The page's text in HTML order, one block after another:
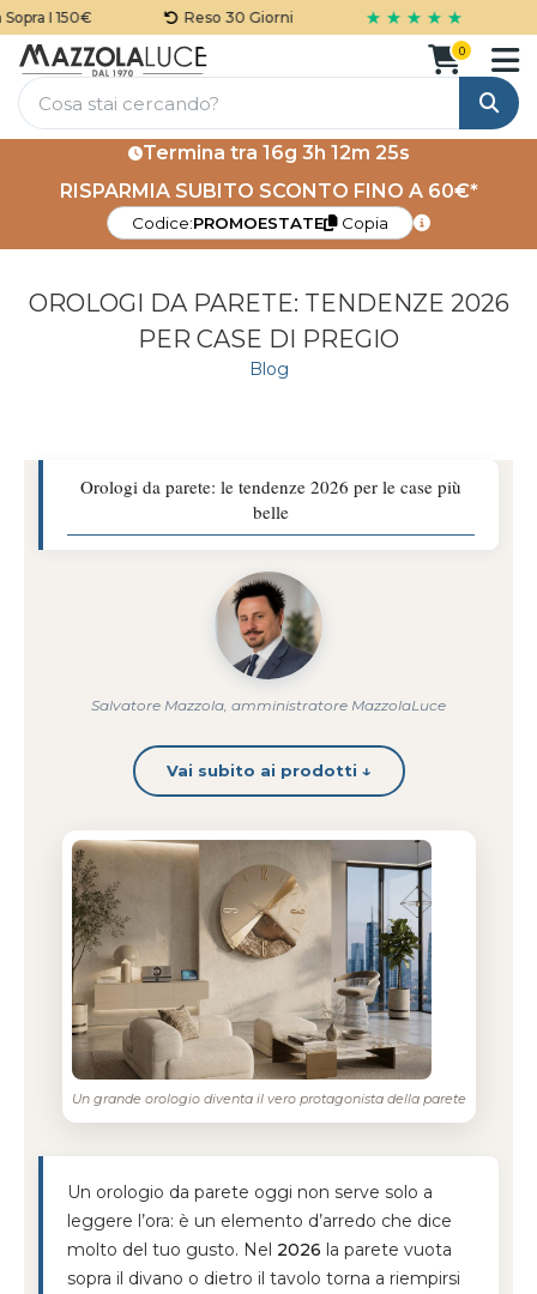
I 150€ Reso 30 Giorni ★ ★ ★ ★ ★
Cerca
0
Termina tra 16g 3h 12m 24s
RISPARMIA SUBITO SCONTO FINO A 60€*
Codice:PROMOESTATE Copia
OROLOGI DA PARETE: TENDENZE 2026
PER CASE DI PREGIO
Blog
Orologi da parete: le tendenze 2026 per le case più
belle
Salvatore Mazzola, amministratore MazzolaLuce
Vai subito ai prodotti ↓
Un grande orologio diventa il vero protagonista della parete
Un orologio da parete oggi non serve solo a
leggere l’ora: è un elemento d’arredo che dice
molto del tuo gusto. Nel 2026 la parete vuota
sopra il divano o dietro il tavolo torna a riempirsi